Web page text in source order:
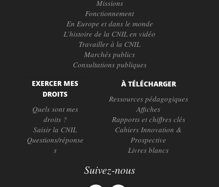
Missions
Fonctionnement
En Europe et dans le monde
L’histoire de la CNIL en vidéo
Travailler à la CNIL
Marchés publics
Consultations publiques
EXERCER MES
DROITS
Quels sont mes
droits ?
Saisir la CNIL
Questions/réponse
s
À TÉLÉCHARGER
Ressources pédagogiques
Affiches
Rapports et chiffres clés
Cahiers Innovation &
Prospective
Livres blancs
Suivez-nous